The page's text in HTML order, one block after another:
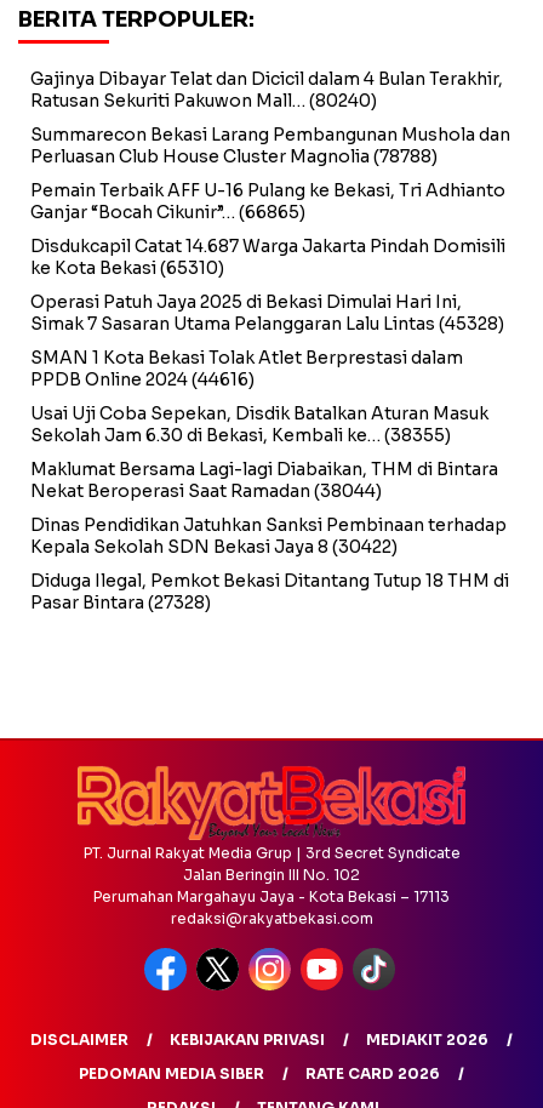
BERITA TERPOPULER:
Gajinya Dibayar Telat dan Dicicil dalam 4 Bulan Terakhir,
Ratusan Sekuriti Pakuwon Mall… (80240)
Summarecon Bekasi Larang Pembangunan Mushola dan
Perluasan Club House Cluster Magnolia (78788)
Pemain Terbaik AFF U-16 Pulang ke Bekasi, Tri Adhianto
Ganjar “Bocah Cikunir”… (66865)
Disdukcapil Catat 14.687 Warga Jakarta Pindah Domisili
ke Kota Bekasi(65310)
Operasi Patuh Jaya 2025 di Bekasi Dimulai Hari Ini,
Simak 7 Sasaran Utama Pelanggaran Lalu Lintas (45328)
SMAN 1 Kota Bekasi Tolak Atlet Berprestasi dalam
PPDB Online 2024(44616)
Usai Uji Coba Sepekan, Disdik Batalkan Aturan Masuk
Sekolah Jam 6.30 di Bekasi, Kembali ke… (38355)
Maklumat Bersama Lagi-lagi Diabaikan, THM di Bintara
Nekat Beroperasi Saat Ramadan (38044)
Dinas Pendidikan Jatuhkan Sanksi Pembinaan terhadap
Kepala Sekolah SDN Bekasi Jaya 8 (30422)
Diduga Ilegal, Pemkot Bekasi Ditantang Tutup 18 THM di
Pasar Bintara (27328)
PT. Jurnal Rakyat Media Grup | 3rd Secret Syndicate
Jalan Beringin III No. 102
Perumahan Margahayu Jaya - Kota Bekasi – 17113
redaksi@rakyatbekasi.com
DISCLAIMER KEBIJAKAN PRIVASI
MEDIAKIT 2026
PEDOMAN MEDIA SIBER
RATE CARD 2026